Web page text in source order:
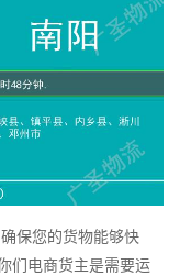
保您的货物能够快
们电商货主是需要运